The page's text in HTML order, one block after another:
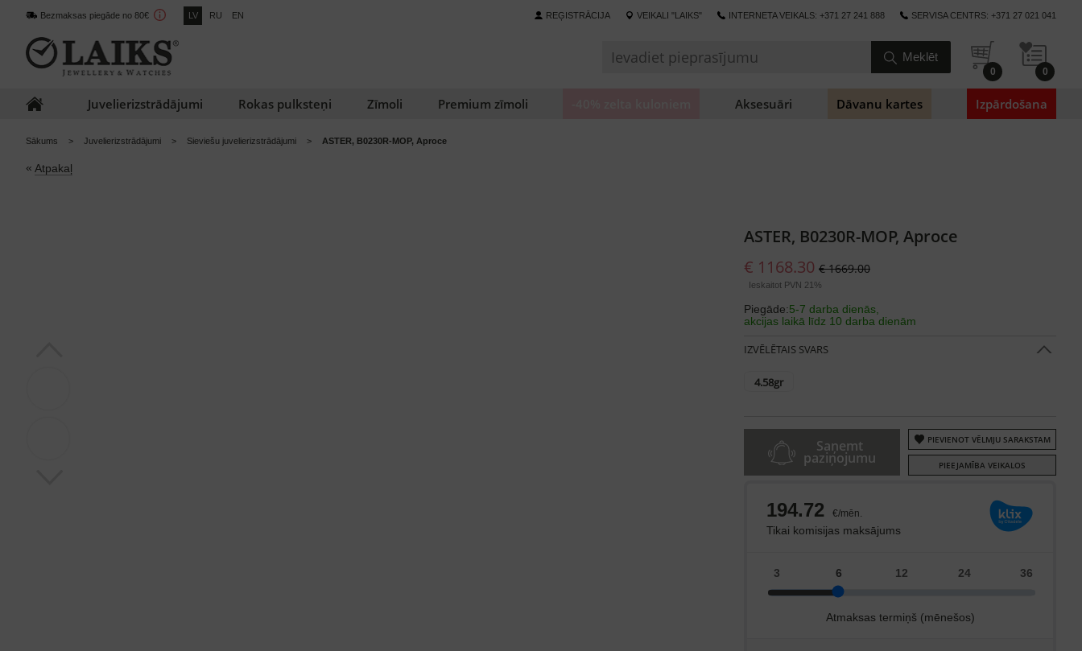
Bezmaksas piegāde no 80€ LV RU EN REĢISTRĀCIJA VEIKALI "LAIKS" INTERNETA VEIKALS: +371 27 241 888 SERVISA CENTRS: +371 27 021 041
0 0
Juvelierizstrādājumi Rokas pulksteņi Zīmoli Premium zīmoli Aksesuāri Dāvanu kartes Izpārdošana
Sākums Juvelierizstrādājumi Sieviešu juvelierizstrādājumi ASTER, B0230R-MOP, Aproce
« Atpakaļ
ASTER, B0230R-MOP, Aproce
€ 1168.30 € 1669.00
Ieskaitot PVN 21%
Piegāde:5-7 darba dienās,
akcijas laikā līdz 10 darba dienām
IZVĒLĒTAIS SVARS
4.58gr
Saņemt
paziņojumu
PIEVIENOT VĒLMJU SARAKSTAM
PIEEJAMĪBA VEIKALOS